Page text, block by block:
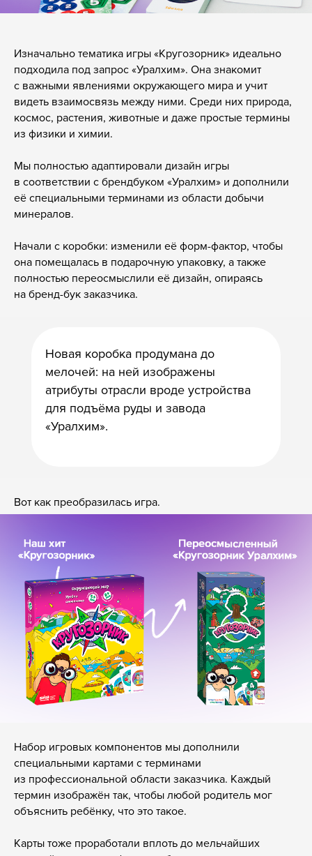
Изначально тематика игры «Кругозорник» идеально
подходила под запрос «Уралхим». Она знакомит
с важными явлениями окружающего мира и учит
видеть взаимосвязь между ними. Среди них природа,
космос, растения, животные и даже простые термины
из физики и химии.
Мы полностью адаптировали дизайн игры
в соответствии с брендбуком «Уралхим» и дополнили
её специальными терминами из области добычи
минералов.
Начали с коробки: изменили её форм-фактор, чтобы
она помещалась в подарочную упаковку, а также
полностью переосмыслили её дизайн, опираясь
на бренд-бук заказчика.
Новая коробка продумана до
мелочей: на ней изображены
атрибуты отрасли вроде устройства
для подъёма руды и завода
«Уралхим».
Вот как преобразилась игра.
Набор игровых компонентов мы дополнили
специальными картами с терминами
из профессиональной области заказчика. Каждый
термин изображён так, чтобы любой родитель мог
объяснить ребёнку, что это такое.
Карты тоже проработали вплоть до мельчайших
8 800 500-49-66